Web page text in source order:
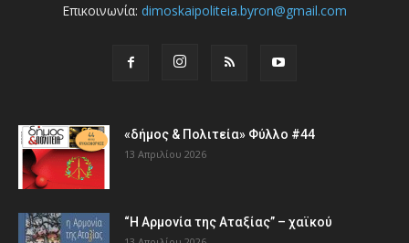
Επικοινωνία: dimoskaipoliteia.byron@gmail.com
«δήμος & Πολιτεία» Φύλλο #44
13 Απριλίου 2026
“Η Αρμονία της Αταξίας” – χαϊκού